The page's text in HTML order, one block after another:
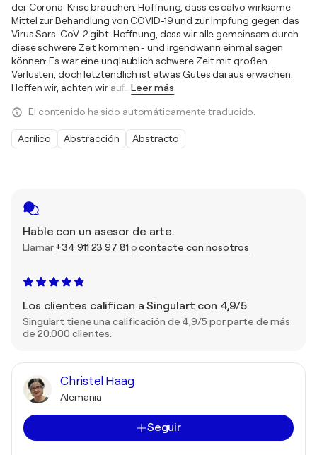
Hable con un asesor de arte.
Llamar+34 911 23 97 81 ocontacte con nosotros
Los clientes califican a Singulart con 4,9/5
Singulart tiene una calificación de 4,9/5 por parte de más
de 20.000 clientes.
Christel Haag
Alemania
Seguir
der Corona-Krise brauchen. Hoffnung, dass es calvo wirksame
Mittel zur Behandlung von COVID-19 und zur Impfung gegen das
Virus Sars-CoV-2 gibt. Hoffnung, dass wir alle gemeinsam durch
diese schwere Zeit kommen - und irgendwann einmal sagen
können: Es war eine unglaublich schwere Zeit mit großen
Verlusten, doch letztendlich ist etwas Gutes daraus erwachen.
Hoffen wir, achten wir auf… Leer más
El contenido ha sido automáticamente traducido.
Acrílico Abstracción Abstracto